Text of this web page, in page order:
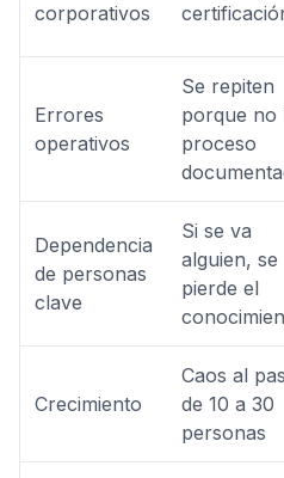
corporativos
Errores
operativos
Se repiten
porque no
proceso
Dependencia
de personas
clave
Si se va
alguien, se
pierde el
Crecimiento
Caos al
de 10 a 30
personas